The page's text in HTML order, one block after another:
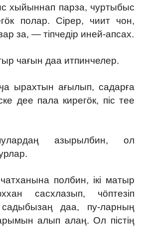
хыйыннап парза, чуртыбыс
полар. Сірер, чиит чон,
за, — тіпчедір иней-апсах.
чағын даа итпинчелер.
ырахтын ағылып, садарға
дее пала кирегӧк, піс тее
азырылбин, ол
полбин, ікі матыр
сасхлазып, чӧптезіп
даа, пу-ларның
алып алаң. Ол пістің